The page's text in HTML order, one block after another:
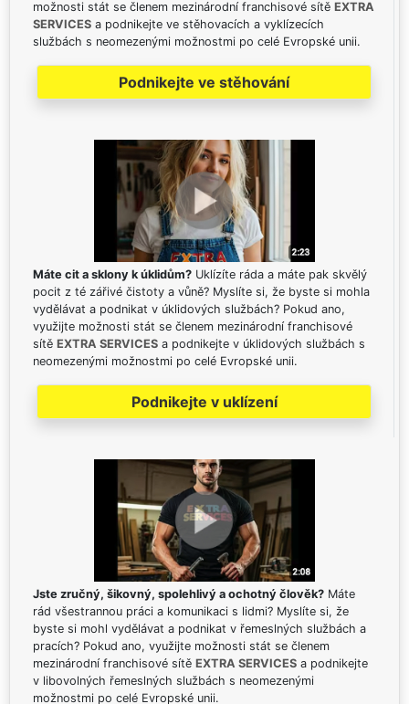
možnosti stát se členem mezinárodní franchisové sítě EXTRA
SERVICES a podnikejte ve stěhovacích a vyklízecích
službách s neomezenými možnostmi po celé Evropské unii.
Podnikejte ve stěhování
Máte cit a sklony k úklidům? Uklízíte ráda a máte pak skvělý
pocit z té zářivé čistoty a vůně? Myslíte si, že byste si mohla
vydělávat a podnikat v úklidových službách? Pokud ano,
využijte možnosti stát se členem mezinárodní franchisové
sítě EXTRA SERVICES a podnikejte v úklidových službách s
neomezenými možnostmi po celé Evropské unii.
Podnikejte v uklízení
Jste zručný, šikovný, spolehlivý a ochotný člověk? Máte
rád všestrannou práci a komunikaci s lidmi? Myslíte si, že
byste si mohl vydělávat a podnikat v řemeslných službách a
pracích? Pokud ano, využijte možnosti stát se členem
mezinárodní franchisové sítě EXTRA SERVICES a podnikejte
v libovolných řemeslných službách s neomezenými
možnostmi po celé Evropské unii.